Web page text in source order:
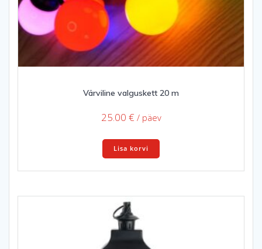
Värviline valguskett 20 m
25.00 € / päev
Lisa korvi